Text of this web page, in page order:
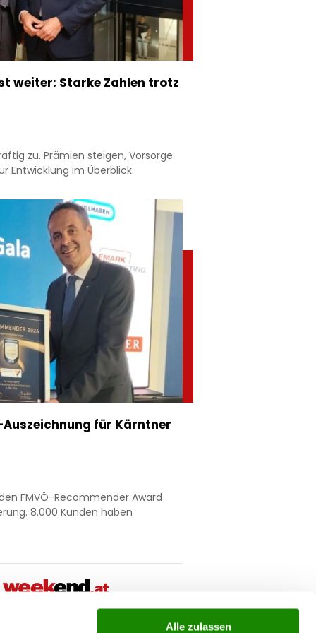
Alle zulassen
weiter: Starke Zahlen trotz
zu. Prämien steigen, Vorsorge
Entwicklung im Überblick.
für Kärntner
FMVÖ-Recommender Award
8.000 Kunden haben